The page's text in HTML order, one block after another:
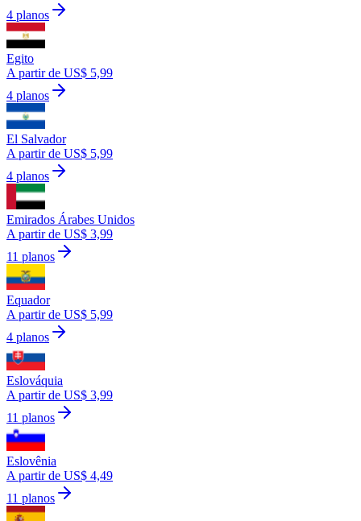
4 planos
Egito
A partir de US$ 5,99
4 planos
El Salvador
A partir de US$ 5,99
4 planos
Emirados Árabes Unidos
A partir de US$ 3,99
11 planos
Equador
A partir de US$ 5,99
4 planos
Eslováquia
A partir de US$ 3,99
11 planos
Eslovênia
A partir de US$ 4,49
11 planos